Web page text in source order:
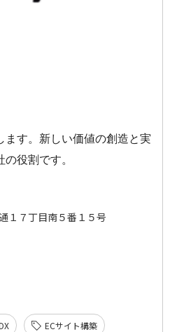
す。新しい価値の創造と実
役割です。
１７丁目南５番１５号
ECサイト構築